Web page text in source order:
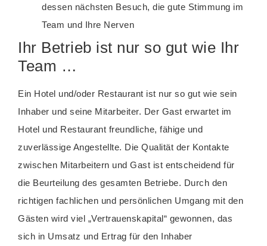
dessen nächsten Besuch, die gute Stimmung im
Team und Ihre Nerven
Ihr Betrieb ist nur so gut wie Ihr
Team …
Ein Hotel und/oder Restaurant ist nur so gut wie sein
Inhaber und seine Mitarbeiter. Der Gast erwartet im
Hotel und Restaurant freundliche, fähige und
zuverlässige Angestellte. Die Qualität der Kontakte
zwischen Mitarbeitern und Gast ist entscheidend für
die Beurteilung des gesamten Betriebe. Durch den
richtigen fachlichen und persönlichen Umgang mit den
Gästen wird viel „Vertrauenskapital“ gewonnen, das
sich in Umsatz und Ertrag für den Inhaber